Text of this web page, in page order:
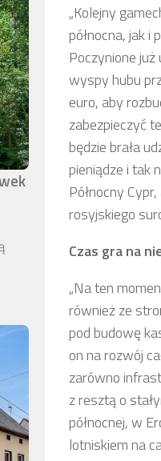
„Kolejny
północna, jak i
Poczynione
wyspy hubu
euro, aby
zabezpieczyć
będzie brała
pieniądze i tak
Północny
rosyjskiego
Czas gra na
„Na ten
również ze
pod budowę
on na rozwój
zarówno
z resztą o
północnej, w
lotniskiem na